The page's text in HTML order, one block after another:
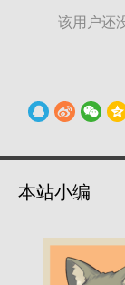
该用户还
本站小编